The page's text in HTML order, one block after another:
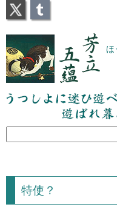
芳立五蘊 ほ
うつしよに迷ひ遊べと聞
身な
特使？
X Tumblr